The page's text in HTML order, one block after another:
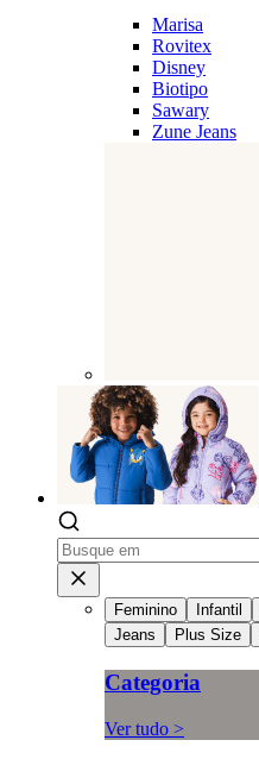
Marisa
Rovitex
Disney
Biotipo
Sawary
Zune Jeans
Feminino Infantil
Jeans
Plus Size
Categoria
Ver tudo >